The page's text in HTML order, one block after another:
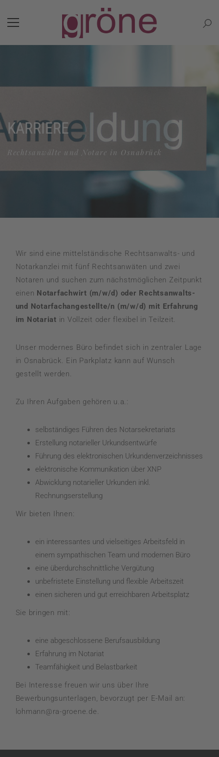
KARRIERE
Rechtsanwälte und Notare in Osnabrück
Wir sind eine mittelständische Rechtsanwalts- und
Notarkanzlei mit fünf Rechtsanwäten und zwei
Notaren und suchen zum nächstmöglichen Zeitpunkt
einen Notarfachwirt (m/w/d) oder Rechtsanwalts-
und Notarfachangestellte/n (m/w/d) mit Erfahrung
im Notariat in Vollzeit oder flexibel in Teilzeit.
Unser modernes Büro befindet sich in zentraler Lage
in Osnabrück. Ein Parkplatz kann auf Wunsch
gestellt werden.
Zu Ihren Aufgaben gehören u.a.:
selbständiges Führen des Notarsekretariats
Erstellung notarieller Urkundsentwürfe
Führung des elektronischen Urkundenverzeichnisses
elektronische Kommunikation über XNP
Abwicklung notarieller Urkunden inkl.
Rechnungserstellung
Wir bieten Ihnen:
ein interessantes und vielseitiges Arbeitsfeld in
einem sympathischen Team und modernen Büro
eine überdurchschnittliche Vergütung
unbefristete Einstellung und flexible Arbeitszeit
einen sicheren und gut erreichbaren Arbeitsplatz
Sie bringen mit:
eine abgeschlossene Berufsausbildung
Erfahrung im Notariat
Teamfähigkeit und Belastbarkeit
Bei Interesse freuen wir uns über Ihre
Bewerbungsunterlagen, bevorzugt per E-Mail an:
lohmann@ra-groene.de.